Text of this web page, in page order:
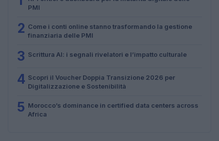
PMI
2 Come i conti online stanno trasformando la gestione
finanziaria delle PMI
3 Scrittura AI: i segnali rivelatori e l’impatto culturale
4 Scopri il Voucher Doppia Transizione 2026 per
Digitalizzazione e Sostenibilità
5 Morocco’s dominance in certified data centers across
Africa